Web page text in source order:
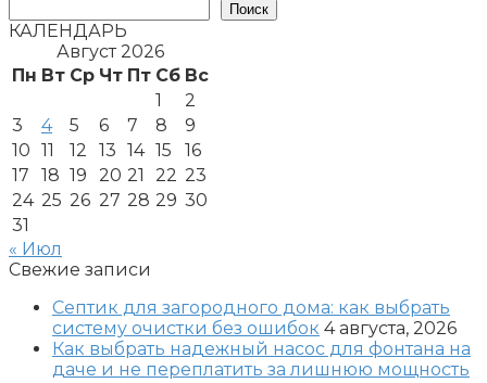
Поиск
КАЛЕНДАРЬ
Август 2026
Пн Вт Ср Чт Пт Сб Вс
1
2
3
4 5 6 7 8
9
10 11 12 13 14 15
16
17
18 19 20 21 22 23
24 25 26 27 28 29 30
31
« Июл
Свежие записи
Септик для загородного дома: как выбрать
систему очистки без ошибок 4 августа, 2026
Как выбрать надежный насос для фонтана на
даче и не переплатить за лишнюю мощность